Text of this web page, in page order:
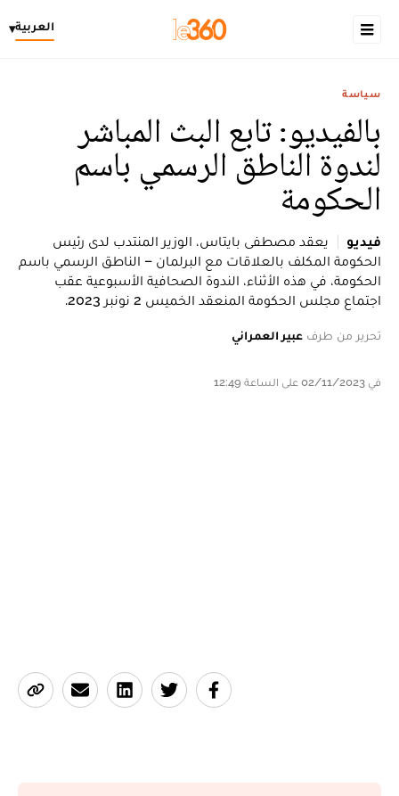
العربية▾
سياسة
بالفيديو: تابع البث المباشر
لندوة الناطق الرسمي باسم
الحكومة
فيديو
يعقد مصطفى بايتاس، الوزير المنتدب لدى رئيس
الحكومة المكلف بالعلاقات مع البرلمان – الناطق الرسمي باسم
الحكومة، في هذه الأثناء، الندوة الصحافية الأسبوعية عقب
اجتماع مجلس الحكومة المنعقد الخميس 2 نونبر 2023.
تحرير من طرف عبير العمراني
في 02/11/2023 على الساعة 12:49